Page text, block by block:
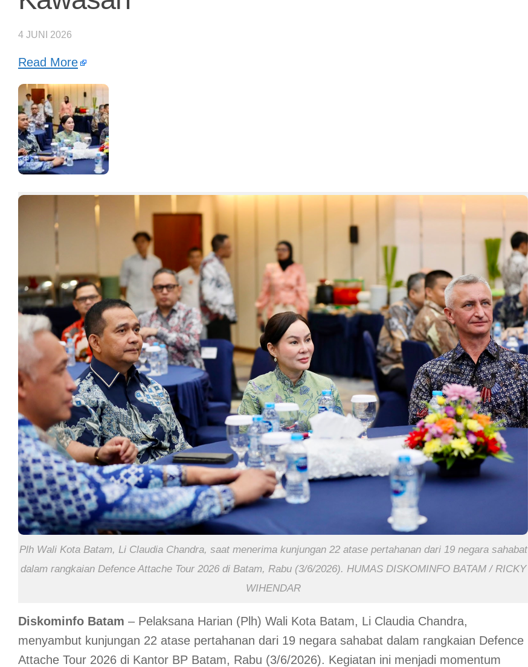
4 JUNI 2026
Read More
Plh Wali Kota Batam, Li Claudia Chandra, saat menerima kunjungan 22 atase pertahanan dari 19 negara sahabat
dalam rangkaian Defence Attache Tour 2026 di Batam, Rabu (3/6/2026). HUMAS DISKOMINFO BATAM / RICKY
WIHENDAR
Diskominfo Batam – Pelaksana Harian (Plh) Wali Kota Batam, Li Claudia Chandra,
menyambut kunjungan 22 atase pertahanan dari 19 negara sahabat dalam rangkaian Defence
Attache Tour 2026 di Kantor BP Batam, Rabu (3/6/2026). Kegiatan ini menjadi momentum